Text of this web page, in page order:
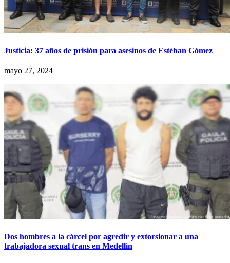
Justicia: 37 años de prisión para asesinos de Estéban Gómez
mayo 27, 2024
Dos hombres a la cárcel por agredir y extorsionar a una
trabajadora sexual trans en Medellín